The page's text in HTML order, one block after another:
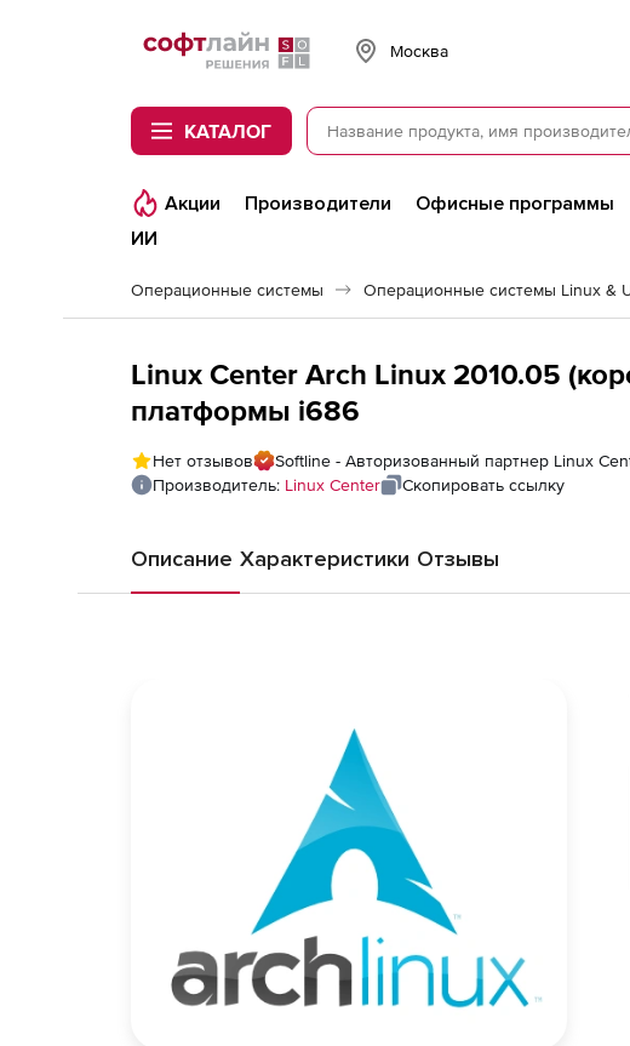
Softline
Москва
КАТАЛОГ
Акции Производители Офисные программы
ИИ
Операционные системы Операционные системы Linux &
Linux Center Arch Linux 2010.05
платформы i686
Нет отзывов
Softline - Авторизованный партнер Linux
Производитель: Linux Center Скопировать ссылку
Описание Характеристики Отзывы